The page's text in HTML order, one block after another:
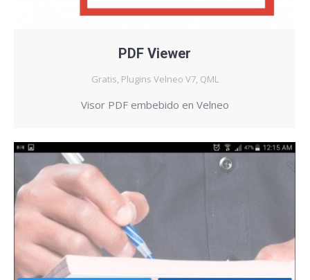
PDF Viewer
Gratis, Plugins Velneo V7, QML
Visor PDF embebido en Velneo